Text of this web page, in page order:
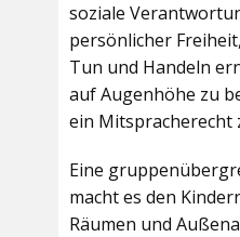
soziale
persönlicher
Tun und Handeln
auf Augenhöhe zu
ein Mitspracherecht
Eine
macht es den
Räumen und